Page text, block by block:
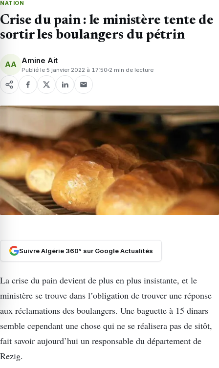
NATION
Crise du pain : le ministère tente de
sortir les boulangers du pétrin
AA Amine Ait
Publié le 5 janvier 2022 à 17:50 2 min de lecture
Suivre Algérie 360° sur Google Actualités
La crise du pain devient de plus en plus insistante, et le
ministère se trouve dans l’obligation de trouver une réponse
aux réclamations des boulangers. Une baguette à 15 dinars
semble cependant une chose qui ne se réalisera pas de sitôt,
fait savoir aujourd’hui un responsable du département de
Rezig.